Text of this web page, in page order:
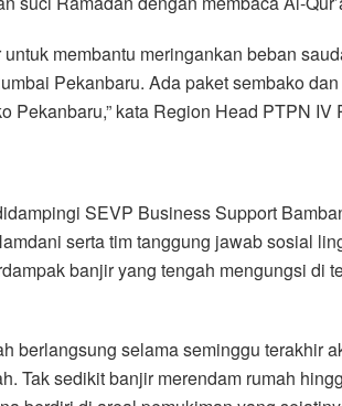
membantu meringankan beban
Pekanbaru. Ada paket sembako
Pekanbaru,” kata Region Head PTPN IV
SEVP Business Support
serta tim tanggung jawab sosial
banjir yang tengah mengungsi di
berlangsung selama seminggu terakhir
Tak sedikit banjir merendam rumah